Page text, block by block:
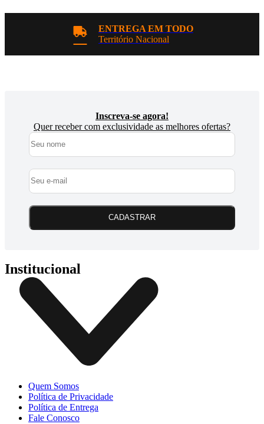
ENTREGA EM TODO
Território Nacional
Inscreva-se agora!
Quer receber com exclusividade as melhores ofertas?
CADASTRAR
Institucional
Quem Somos
Política de Privacidade
Política de Entrega
Fale Conosco